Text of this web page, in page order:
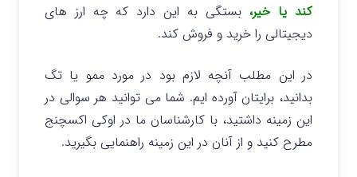
کند یا خیر، بستگی به این دارد که چه ارز های
دیجیتالی را خرید و فروش کند.
در این مطلب آنچه لازم بود در مورد ممو یا تگ
بدانید، برایتان آورده ایم. شما می توانید هر سوالی در
این زمینه داشتید، با کارشناسان ما در اوکی اکسچنج
مطرح کنید و از آنان در این زمینه راهنمایی بگیرید.